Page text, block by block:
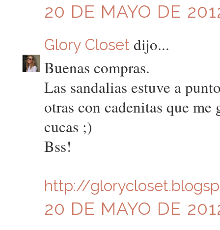
20 DE MAYO DE
Glory Closet dijo...
Buenas compras.
Las sandalias estuve a
otras con cadenitas que
cucas ;)
Bss!
http://
20 DE MAYO DE